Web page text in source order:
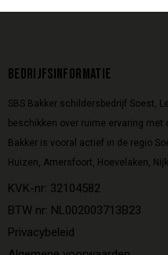
BEDRIJFSINFORMATIE
SBS Bakker schildersbedrijf Soest,
beschikken over ruime ervaring
Bakker is vooral actief in de regio
Huizen, Amersfoort, Hoevelaken,
KVK-nr: 32104582
BTW nr: NL002003713B23
Privacybeleid